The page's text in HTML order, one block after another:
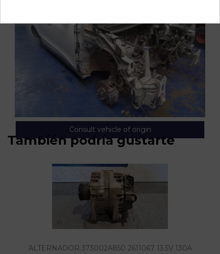
Consult vehicle of origin
También podría gustarte
ALTERNADOR 373002A850 2611067 13.5V 130A